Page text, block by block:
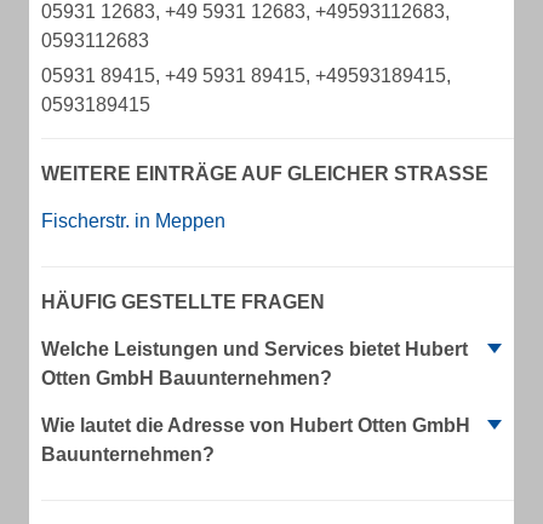
05931 12683, +49 5931 12683, +49593112683,
0593112683
05931 89415, +49 5931 89415, +49593189415,
0593189415
WEITERE EINTRÄGE AUF GLEICHER STRASSE
Fischerstr. in Meppen
HÄUFIG GESTELLTE FRAGEN
Welche Leistungen und Services bietet Hubert
Otten GmbH Bauunternehmen?
Wie lautet die Adresse von Hubert Otten GmbH
Bauunternehmen?